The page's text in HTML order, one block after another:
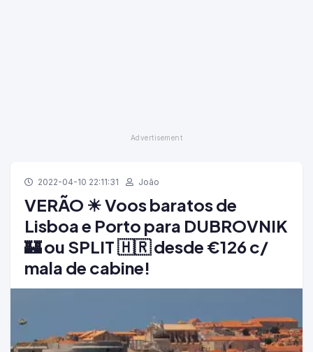
2022-04-10 22:11:31 João
VERÃO ☀ Voos baratos de
Lisboa e Porto para DUBROVNIK
🏰 ou SPLIT 🇭🇷 desde €126 c/
mala de cabine!